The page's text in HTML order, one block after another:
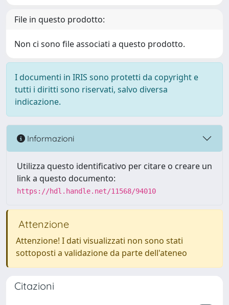
File in questo prodotto:
Non ci sono file associati a questo prodotto.
I documenti in IRIS sono protetti da copyright e
tutti i diritti sono riservati, salvo diversa
indicazione.
Informazioni
Utilizza questo identificativo per citare o creare un
link a questo documento:
https://hdl.handle.net/11568/94010
Attenzione
Attenzione! I dati visualizzati non sono stati
sottoposti a validazione da parte dell'ateneo
Citazioni